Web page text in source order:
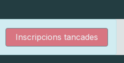
Inscripcions tancades